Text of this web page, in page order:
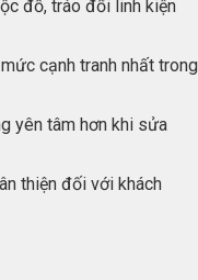
đồ, tráo đổi linh kiện
cạnh tranh nhất trong
yên tâm hơn khi sửa
thiện đối với khách